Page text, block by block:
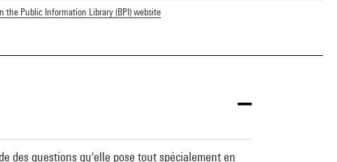
the Public Information Library (BPI) website
des questions qu'elle pose tout spécialement en